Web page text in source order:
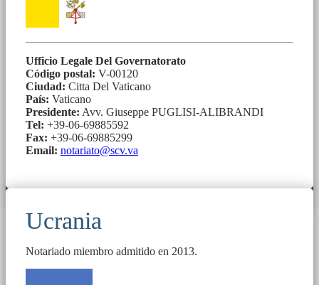
Ufficio Legale Del Governatorato
Código postal: V-00120
Ciudad: Citta Del Vaticano
País: Vaticano
Presidente: Avv. Giuseppe PUGLISI-ALIBRANDI
Tel: +39-06-69885592
Fax: +39-06-69885299
Email: notariato@scv.va
Ucrania
Notariado miembro admitido en 2013.